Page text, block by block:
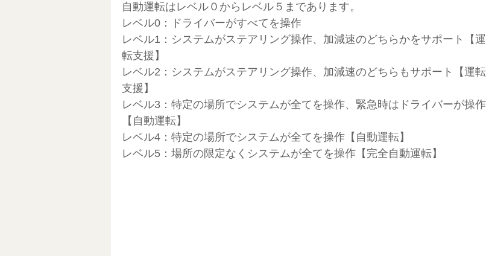
自動運転はレベル０からレベル５まであります。
レベル0：ドライバーがすべてを操作
レベル1：システムがステアリング操作、加減速のどちらかをサポート【運
転支援】
レベル2：システムがステアリング操作、加減速のどちらもサポート【運転
支援】
レベル3：特定の場所でシステムが全てを操作、緊急時はドライバーが操作
【自動運転】
レベル4：特定の場所でシステムが全てを操作【自動運転】
レベル5：場所の限定なくシステムが全てを操作【完全自動運転】